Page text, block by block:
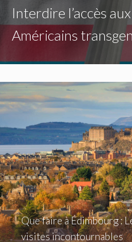
Interdire l’accès
Américains
Que faire à Édimbourg :
visites incontournables